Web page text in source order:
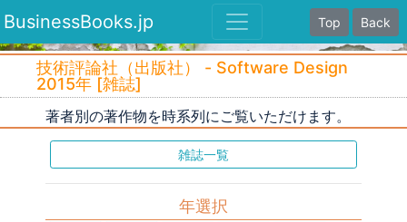
BusinessBooks.jp Top Back
技術評論社（出版社） - Software Design
2015年 [雑誌]
著者別の著作物を時系列にご覧いただけます。
雑誌一覧
年選択